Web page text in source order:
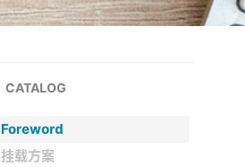
CATALOG
Foreword
挂载方案